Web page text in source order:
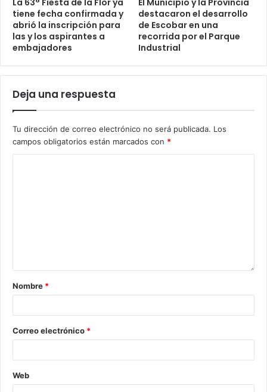
tiene fecha confirmada y
abrió la inscripción para
las y los aspirantes a
embajadores
destacaron el desarrollo
de Escobar en una
recorrida por el Parque
Industrial
Deja una respuesta
Tu dirección de correo electrónico no será publicada. Los
campos obligatorios están marcados con *
Nombre *
Correo electrónico *
Web